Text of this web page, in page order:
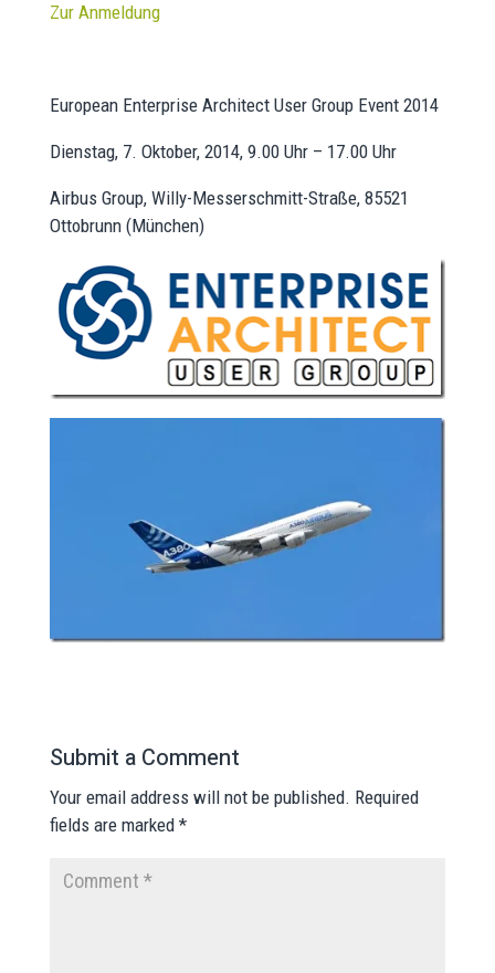
Zur Anmeldung
European Enterprise Architect User Group Event 2014
Dienstag, 7. Oktober, 2014, 9.00 Uhr – 17.00 Uhr
Airbus Group, Willy-Messerschmitt-Straße, 85521
Ottobrunn (München)
Submit a Comment
Your email address will not be published. Required
fields are marked *